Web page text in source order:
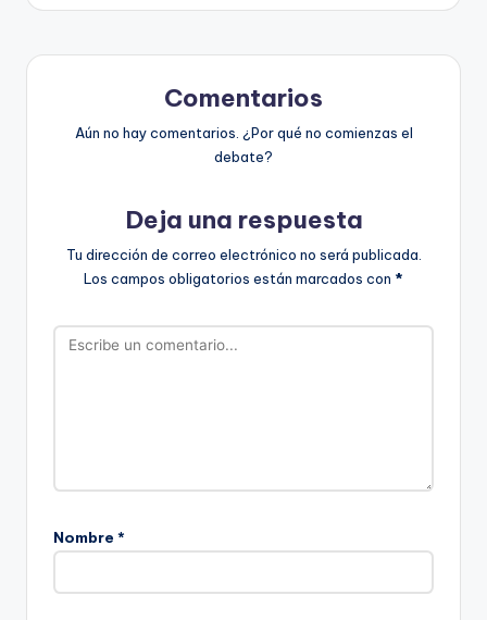
Comentarios
Aún no hay comentarios. ¿Por qué no comienzas el
debate?
Deja una respuesta
Tu dirección de correo electrónico no será publicada.
Los campos obligatorios están marcados con *
Nombre *